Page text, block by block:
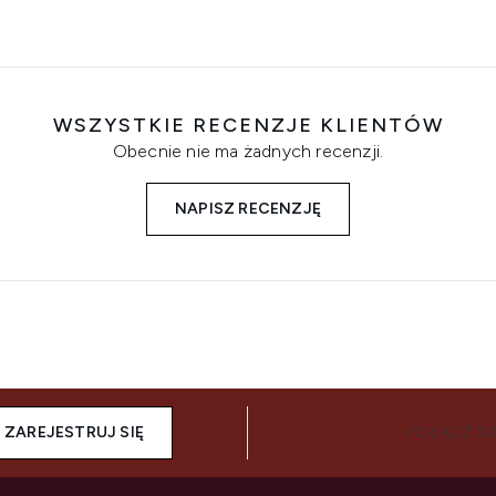
WSZYSTKIE RECENZJE KLIENTÓW
Obecnie nie ma żadnych recenzji.
NAPISZ RECENZJĘ
ZAREJESTRUJ SIĘ POŁĄCZ